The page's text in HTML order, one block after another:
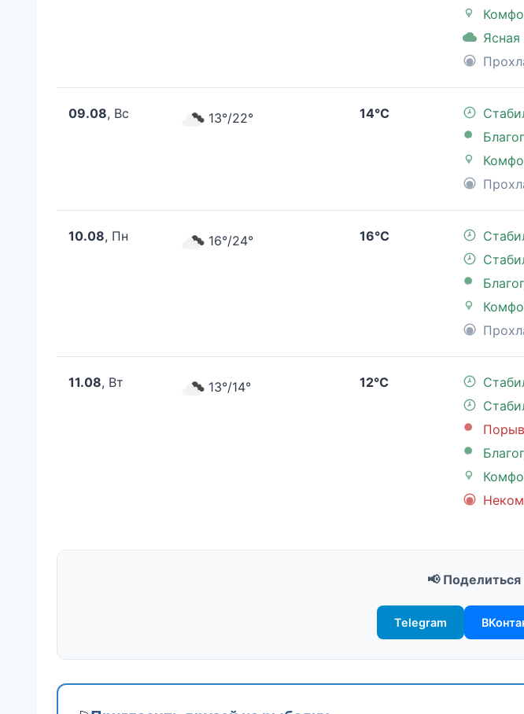
09.08, Вс 13°/22° 14°C
10.08, Пн 16°/24° 16°C
11.08, Вт 13°/14° 12°C
📢
Telegram